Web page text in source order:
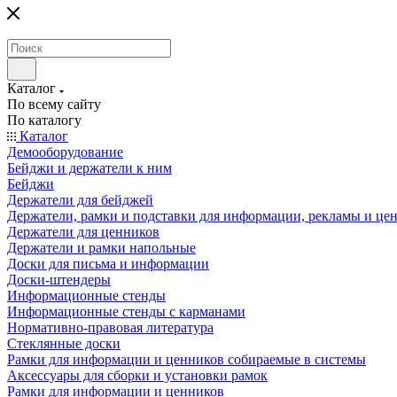
Каталог
По всему сайту
По каталогу
Каталог
Демооборудование
Бейджи и держатели к ним
Бейджи
Держатели для бейджей
Держатели, рамки и подставки для информации, рекламы и
Держатели для ценников
Держатели и рамки напольные
Доски для письма и информации
Доски-штендеры
Информационные стенды
Информационные стенды с карманами
Нормативно-правовая литература
Стеклянные доски
Рамки для информации и ценников собираемые в системы
Аксессуары для сборки и установки рамок
Рамки для информации и ценников